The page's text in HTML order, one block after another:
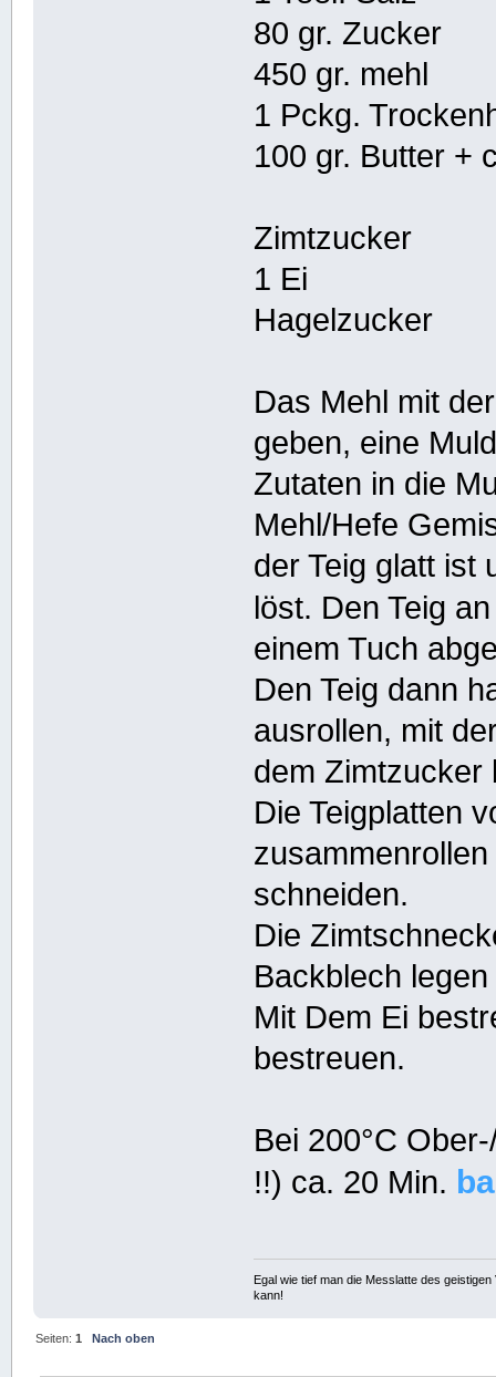
80 gr. Zucker
450 gr. mehl
1 Pckg.
100 gr. Butter +
Zimtzucker
1 Ei
Hagelzucker
Das Mehl mit
geben, eine
Zutaten in die
Mehl/Hefe
der Teig glatt ist
löst. Den Teig
einem Tuch
Den Teig dann
ausrollen, mit
dem Zimtzucker
Die Teigplatten
schneiden.
Die
Backblech
Mit Dem Ei
bestreuen.
Bei 200°C
!!) ca. 20 Min.
Egal wie tief man die Messlatte des
kann!
Seiten:1 Nach oben